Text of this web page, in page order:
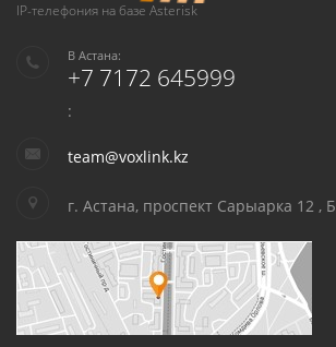
IP-телефония на базе Asterisk
В Астана:
+7 7172 645999
:
team@voxlink.kz
г. Астана, проспект Сарыарка 12 ,